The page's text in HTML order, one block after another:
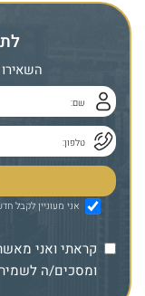
אני מעוניין לקבל
קראתי ואני
ומסכים/ה